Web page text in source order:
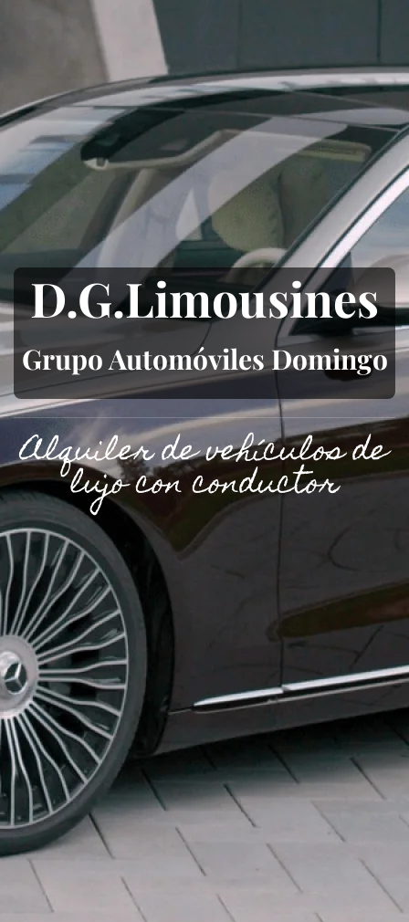
D.G.Limousines
Grupo Automóviles Domingo
Alquiler de vehículos de
lujo con conductor